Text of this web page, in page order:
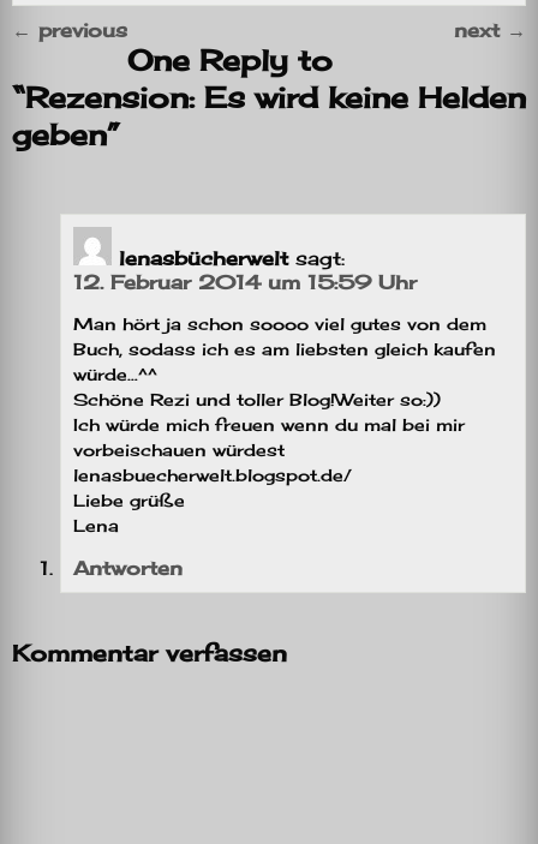
← previous next →
One Reply to
“Rezension: Es wird keine Helden
geben”
lenasbücherwelt sagt:
12. Februar 2014 um 15:59 Uhr
Man hört ja schon soooo viel gutes von dem
Buch, sodass ich es am liebsten gleich kaufen
würde…^^
Schöne Rezi und toller Blog!Weiter so:))
Ich würde mich freuen wenn du mal bei mir
vorbeischauen würdest
lenasbuecherwelt.blogspot.de/
Liebe grüße
Lena
Antworten
Kommentar verfassen